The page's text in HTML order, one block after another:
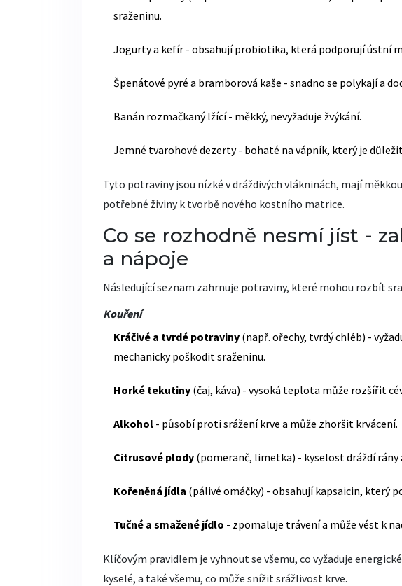
sraženinu.
Jogurty a kefír - obsahují probiotika, která podporují ústní
Špenátové pyré a bramborová kaše - snadno se polykají a
Banán rozmačkaný lžící - měkký, nevyžaduje žvýkání.
Jemné tvarohové dezerty - bohaté na vápník, který je
Tyto potraviny jsou nízké v dráždivých vlákninách, mají
potřebné živiny k tvorbě nového kostního matrice.
Co se rozhodně nesmí jíst -
a nápoje
Následující seznam zahrnuje potraviny, které mohou rozbít
Kouření
Kráčivé a tvrdé potraviny (např. ořechy, tvrdý chléb) -
mechanicky poškodit sraženinu.
Horké tekutiny (čaj, káva) - vysoká teplota může rozšířit
Alkohol - působí proti srážení krve a může zhoršit krvácení.
Citrusové plody (pomeranč, limetka) - kyselost dráždí rány
Kořeněná jídla (pálivé omáčky) - obsahují kapsaicin, který
Tučné a smažené jídlo - zpomaluje trávení a může vést k
Klíčovým pravidlem je vyhnout se všemu, co vyžaduje
kyselé, a také všemu, co může snížit srážlivost krve.